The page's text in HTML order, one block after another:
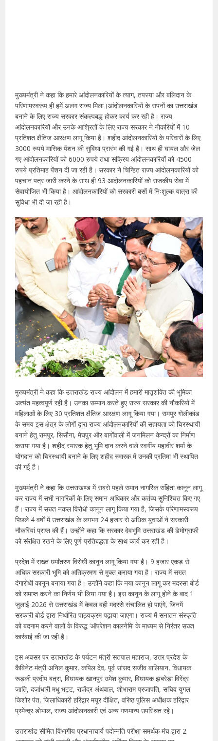
मुख्यमंत्री ने कहा कि हमारे आंदोलनकारियों के त्याग, तपस्या और बलिदान के
परिणामस्वरूप ही हमें अलग राज्य मिला।आंदोलनकारियों के सपनों का उत्तराखंड
बनाने के लिए राज्य सरकार संकल्पबद्ध होकर कार्य कर रही है। राज्य
आंदोलनकारियों और उनके आश्रितों के लिए राज्य सरकार ने नौकरियों में 10
प्रतिशत क्षैतिज आरक्षण लागू किया है। शहीद आंदोलनकारियों के परिवारों के लिए
3000 रुपये मासिक पेंशन की सुविधा प्रारंभ की गई है। साथ ही घायल और जेल
गए आंदोलनकारियों को 6000 रुपये तथा सक्रिय आंदोलनकारियों को 4500
रुपये प्रतिमाह पेंशन दी जा रही है। सरकार ने चिन्हित राज्य आंदोलनकारियों को
पहचान पत्र जारी करने के साथ ही 93 आंदोलनकारियों को राजकीय सेवा में
सेवायोजित भी किया है। आंदोलनकारियों को सरकारी बसों में निःशुल्क यात्रा की
सुविधा भी दी जा रही है।
मुख्यमंत्री ने कहा कि उत्तराखंड राज्य आंदोलन में हमारी मातृशक्ति की भूमिका
अत्यंत महत्वपूर्ण रही है। उनका सम्मान करते हुए राज्य सरकार की नौकरियों में
महिलाओं के लिए 30 प्रतिशत क्षैतिज आरक्षण लागू किया गया। रामपुर गोलीकांड
के समय इस क्षेत्र के लोगों द्वारा राज्य आंदोलनकारियों की सहायता को चिरस्थायी
बनाने हेतु रामपुर, सिसौना, मेघपुर और बागोंवाली में जनमिलन केन्द्रों का निर्माण
कराया गया है। शहीद स्मारक हेतु भूमि दान करने वाले स्वर्गीय महावीर शर्मा के
योगदान को चिरस्थायी बनाने के लिए शहीद स्मारक में उनकी प्रतिमा भी स्थापित
की गई है।
मुख्यमंत्री ने कहा कि उत्तराखण्ड में सबसे पहले समान नागरिक संहिता कानून लागू
कर राज्य में सभी नागरिकों के लिए समान अधिकार और कर्तव्य सुनिश्चित किए गए
हैं। राज्य में सख्त नकल विरोधी कानून लागू किया गया है, जिसके परिणामस्वरूप
पिछले 4 वर्षों में उत्तराखंड के लगभग 24 हजार से अधिक युवाओं ने सरकारी
नौकरियां प्राप्त की हैं। उन्होंने कहा कि सरकार देवभूमि उत्तराखंड की डेमोग्राफी
को संरक्षित रखने के लिए पूर्ण प्रतिबद्धता के साथ कार्य कर रही है।
प्रदेश में सख्त धर्मांतरण विरोधी कानून लागू किया गया है। 9 हजार एकड़ से
अधिक सरकारी भूमि को अतिक्रमण से मुक्त कराया गया है। राज्य में सख्त
दंगारोधी कानून बनाया गया है। उन्होंने कहा कि नया कानून लागू कर मदरसा बोर्ड
को समाप्त करने का निर्णय भी लिया गया है। इस कानून के लागू होने के बाद 1
जुलाई 2026 से उत्तराखंड में केवल वही मदरसे संचालित हो पाएंगे, जिनमें
सरकारी बोर्ड द्वारा निर्धारित पाठ्यक्रम पढ़ाया जाएगा। राज्य में सनातन संस्कृति
को बदनाम करने वालों के विरुद्ध ‘ऑपरेशन कालनेमि’ के माध्यम से निरंतर सख्त
कार्रवाई की जा रही है।
इस अवसर पर उत्तराखंड के पर्यटन मंत्री सतपाल महाराज, उत्तर प्रदेश के
कैबिनेट मंत्री अनिल कुमार, कपिल देव, पूर्व सांसद सजीव बालियान, विधायक
रूड़की प्रदीप बत्रा, विधायक खानपुर उमेश कुमार, विधायक झबरेड़ा विरेंद्र
जाति, दर्जाधारी मधु भट्ट, राजेंद्र अंथवाल, शोभाराम प्रजापति, सचिव युगल
किशोर पंत, जिलाधिकारी हरिद्वार मयूर दीक्षित, वरिष्ठ पुलिस अधीक्षक हरिद्वार
प्रमेन्द्र डोभाल, राज्य आंदोलनकारी एवं अन्य गणमान्य उपस्थित रहे।
उत्तराखंड सीमित विभागीय प्रधानाचार्य पदोन्नति परीक्षा समर्थक मंच द्वारा 2